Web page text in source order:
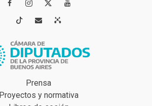
 
 
Prensa
Proyectos y normativa